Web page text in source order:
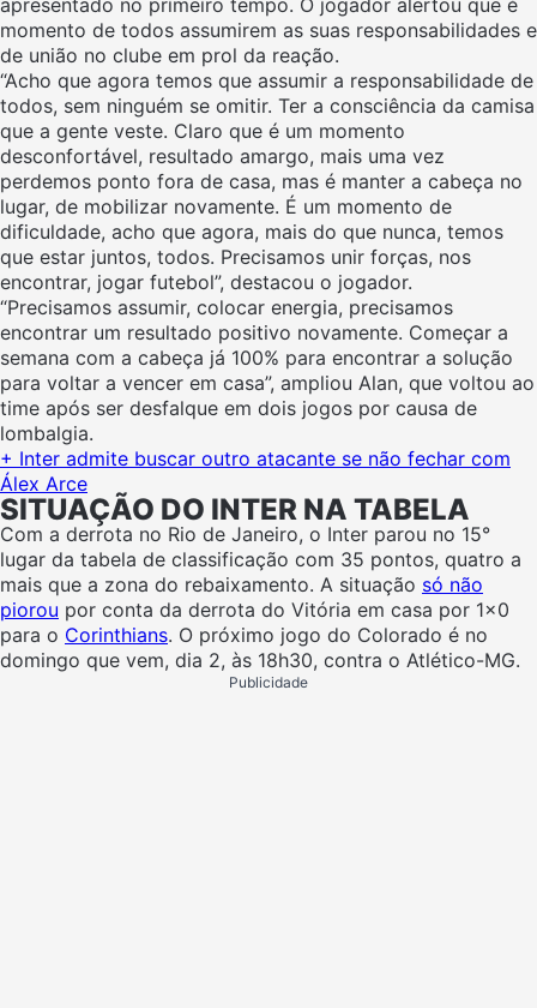
apresentado no primeiro tempo. O jogador alertou que é
momento de todos assumirem as suas responsabilidades e
de união no clube em prol da reação.
“Acho que agora temos que assumir a responsabilidade de
todos, sem ninguém se omitir. Ter a consciência da camisa
que a gente veste. Claro que é um momento
desconfortável, resultado amargo, mais uma vez
perdemos ponto fora de casa, mas é manter a cabeça no
lugar, de mobilizar novamente. É um momento de
dificuldade, acho que agora, mais do que nunca, temos
que estar juntos, todos. Precisamos unir forças, nos
encontrar, jogar futebol”, destacou o jogador.
“Precisamos assumir, colocar energia, precisamos
encontrar um resultado positivo novamente. Começar a
semana com a cabeça já 100% para encontrar a solução
para voltar a vencer em casa”, ampliou Alan, que voltou ao
time após ser desfalque em dois jogos por causa de
lombalgia.
+ Inter admite buscar outro atacante se não fechar com
Álex Arce
SITUAÇÃO DO INTER NA TABELA
Com a derrota no Rio de Janeiro, o Inter parou no 15°
lugar da tabela de classificação com 35 pontos, quatro a
mais que a zona do rebaixamento. A situação só não
piorou por conta da derrota do Vitória em casa por 1×0
para o Corinthians. O próximo jogo do Colorado é no
domingo que vem, dia 2, às 18h30, contra o Atlético-MG.
Publicidade